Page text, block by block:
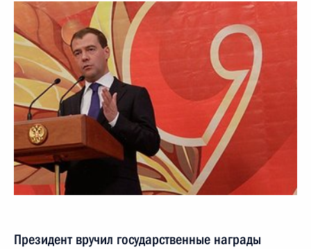
Президент вручил государственные награды